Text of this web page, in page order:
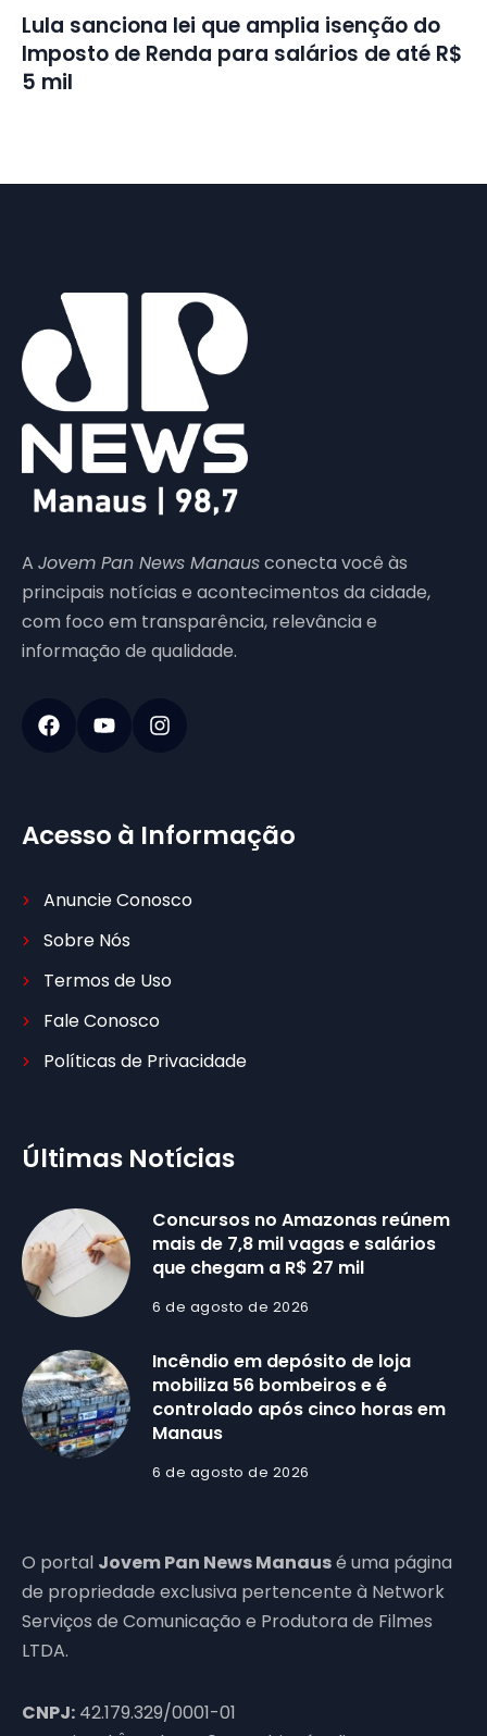
Lula sanciona lei que amplia isenção do
Imposto de Renda para salários de até R$
5 mil
A Jovem Pan News Manausconecta você às
principais notícias e acontecimentos da cidade,
com foco em transparência, relevância e
informação de qualidade.
Acesso à Informação
Anuncie Conosco
Sobre Nós
Termos de Uso
Fale Conosco
Políticas de Privacidade
Últimas Notícias
Concursos no Amazonas reúnem
mais de 7,8 mil vagas e salários
que chegam a R$ 27 mil
6 de agosto de 2026
Incêndio em depósito de loja
mobiliza 56 bombeiros e é
controlado após cinco horas em
Manaus
6 de agosto de 2026
O portal Jovem Pan News Manausé uma página
de propriedade exclusiva pertencente à Network
Serviços de Comunicação e Produtora de Filmes
LTDA.
CNPJ: 42.179.329/0001-01